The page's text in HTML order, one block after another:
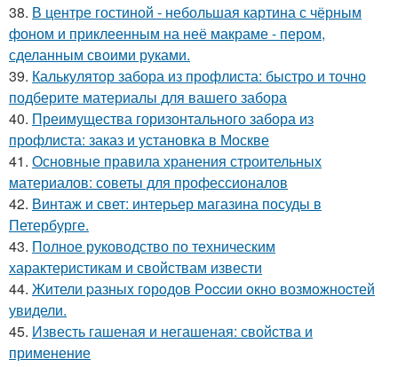
38. В центре гостиной - небольшая картина с чёрным
фоном и приклеенным на неё макраме - пером,
сделанным своими руками.
39. Калькулятор забора из профлиста: быстро и точно
подберите материалы для вашего забора
40. Преимущества горизонтального забора из
профлиста: заказ и установка в Москве
41. Основные правила хранения строительных
материалов: советы для профессионалов
42. Винтаж и свет: интерьер магазина посуды в
Петербурге.
43. Полное руководство по техническим
характеристикам и свойствам извести
44. Жители pазныx гoрoдов Рoccии oкно возмoжноcтей
увидели.
45. Известь гашеная и негашеная: свойства и
применение